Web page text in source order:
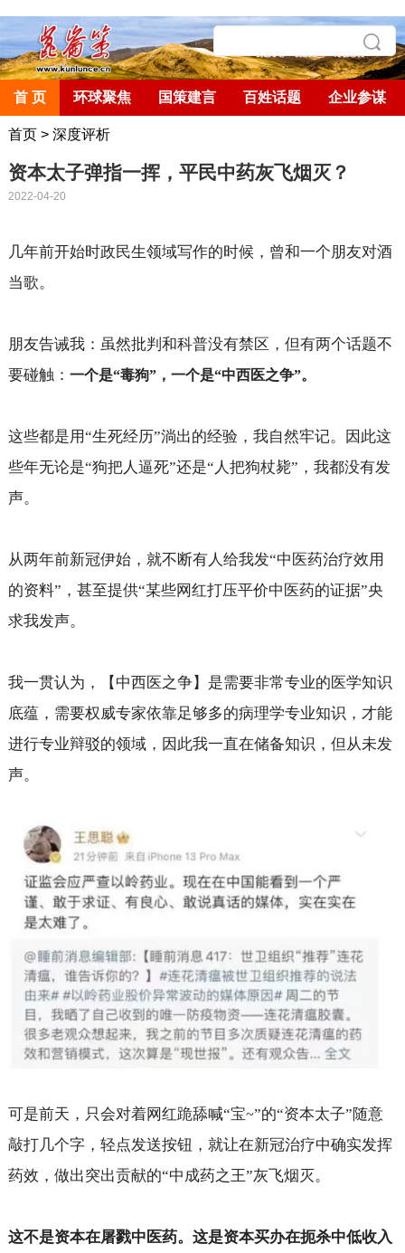
首 页 环球聚焦 国策建言 百姓话题 企业参谋
首页> 深度评析
资本太子弹指一挥，平民中药灰飞烟灭？
2022-04-20
几年前开始时政民生领域写作的时候，曾和一个朋友对酒
当歌。
朋友告诫我：虽然批判和科普没有禁区，但有两个话题不
要碰触： 一个是“毒狗”，一个是“中西医之争”。
这些都是用“生死经历”淌出的经验，我自然牢记。因此这
些年无论是“狗把人逼死”还是“人把狗杖毙”，我都没有发
声。
从两年前新冠伊始，就不断有人给我发“中医药治疗效用
的资料”，甚至提供“某些网红打压平价中医药的证据”央
求我发声。
我一贯认为，【中西医之争】是需要非常专业的医学知识
底蕴，需要权威专家依靠足够多的病理学专业知识，才能
进行专业辩驳的领域，因此我一直在储备知识，但从未发
声。
可是前天，只会对着网红跪舔喊“宝~”的“资本太子”随意
敲打几个字，轻点发送按钮，就让在新冠治疗中确实发挥
药效，做出突出贡献的“中成药之王”灰飞烟灭。
这不是资本在屠戮中医药。这是资本买办在扼杀中低收入